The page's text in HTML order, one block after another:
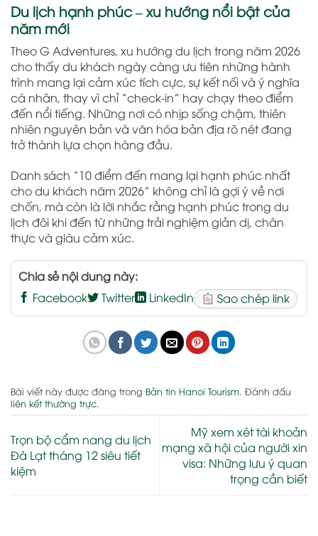
Du lịch hạnh phúc – xu hướng nổi bật của
năm mới
Theo G Adventures, xu hướng du lịch trong năm 2026
cho thấy du khách ngày càng ưu tiên những hành
trình mang lại cảm xúc tích cực, sự kết nối và ý nghĩa
cá nhân, thay vì chỉ “check-in” hay chạy theo điểm
đến nổi tiếng. Những nơi có nhịp sống chậm, thiên
nhiên nguyên bản và văn hóa bản địa rõ nét đang
trở thành lựa chọn hàng đầu.
Danh sách “10 điểm đến mang lại hạnh phúc nhất
cho du khách năm 2026” không chỉ là gợi ý về nơi
chốn, mà còn là lời nhắc rằng hạnh phúc trong du
lịch đôi khi đến từ những trải nghiệm giản dị, chân
thực và giàu cảm xúc.
Chia sẻ nội dung này:
Facebook
Twitter LinkedIn Sao chép link
Bài viết này được đăng trong Bản tin Hanoi Tourism . Đánh dấu
liên kết thường trực
Trọn bộ cẩm nang du lịch
Đà Lạt tháng 12 siêu tiết
kiệm
Mỹ xem xét tài khoản
mạng xã hội của người xin
visa: Những lưu ý quan
trọng cần biết